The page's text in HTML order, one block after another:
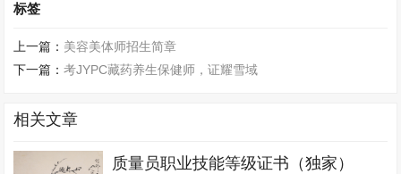
标签
上一篇： 美容美体师招生简章
下一篇：考JYPC藏药养生保健师，证耀雪域
相关文章
质量员职业技能等级证书（独家）